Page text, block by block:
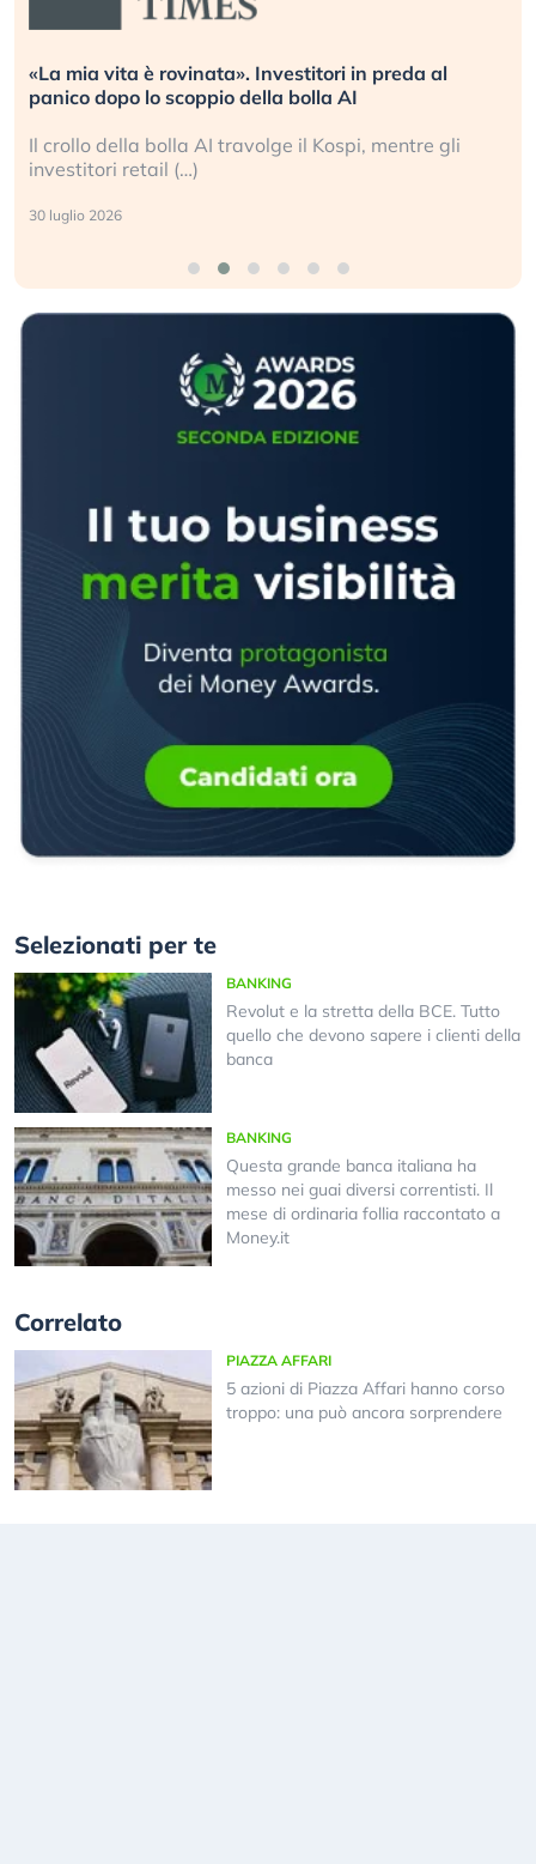
«La mia vita è rovinata». Investitori in preda al
panico dopo lo scoppio della bolla AI
Il crollo della bolla AI travolge il Kospi, mentre gli
investitori retail (…)
30 luglio 2026
Selezionati per te
BANKING
Revolut e la stretta della BCE. Tutto
quello che devono sapere i clienti della
banca
BANKING
Questa grande banca italiana ha
messo nei guai diversi correntisti. Il
mese di ordinaria follia raccontato a
Money.it
Correlato
PIAZZA AFFARI
5 azioni di Piazza Affari hanno corso
troppo: una può ancora sorprendere